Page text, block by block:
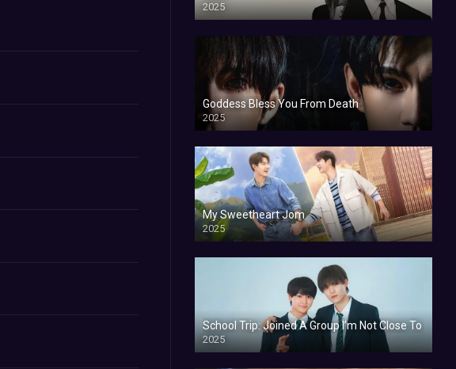
2025
Goddess Bless You From Death
2025
My Sweetheart Jom
2025
School Trip: Joined A Group I’m Not Close To
2025